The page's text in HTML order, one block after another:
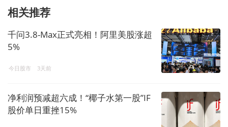
相关推荐
千问3.8-Max正式亮相！阿里美股涨超
5%
今日股市 3天前
净利润预减超六成！“椰子水第一股”IF
股价单日重挫15%